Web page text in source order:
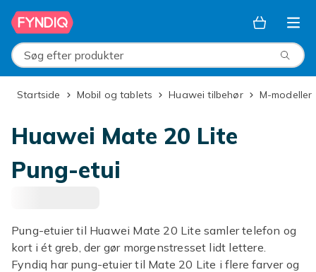
Spring til hovedindhold
Søg efter produkter
Startside Mobil og tablets Huawei tilbehør M-modeller
Huawei Mate 20 Lite
Pung-etui
Pung-etuier til Huawei Mate 20 Lite samler telefon og
kort i ét greb, der gør morgenstresset lidt lettere.
Fyndiq har pung-etuier til Mate 20 Lite i flere farver og